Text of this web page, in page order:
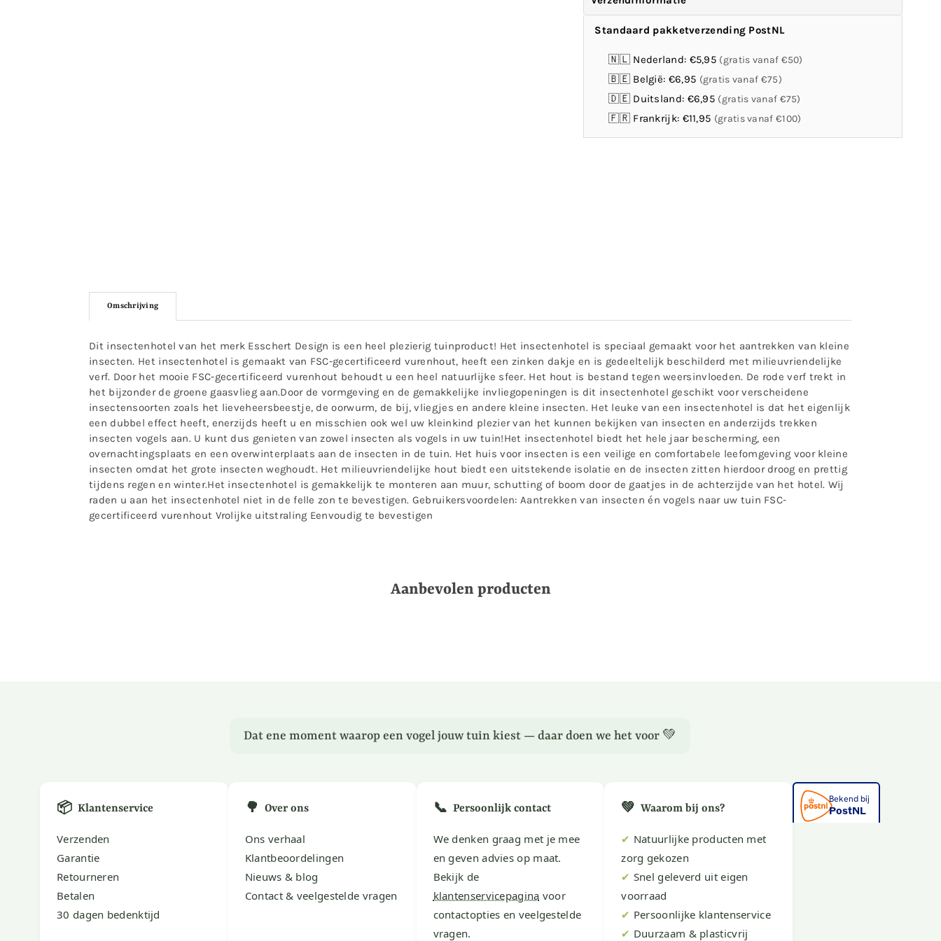
Standaard pakketverzending PostNL
🇳🇱 Nederland: €5,95 (gratis vanaf €50)
🇧🇪 België: €6,95 (gratis vanaf €75)
🇩🇪 Duitsland: €6,95 (gratis vanaf €75)
🇫🇷 Frankrijk: €11,95 (gratis vanaf €100)
Omschrijving
Dit insectenhotel van het merk Esschert Design is een heel plezierig tuinproduct! Het insectenhotel is speciaal gemaakt voor het aantrekken van kleine
insecten. Het insectenhotel is gemaakt van FSC-gecertificeerd vurenhout, heeft een zinken dakje en is gedeeltelijk beschilderd met milieuvriendelijke
verf. Door het mooie FSC-gecertificeerd vurenhout behoudt u een heel natuurlijke sfeer. Het hout is bestand tegen weersinvloeden. De rode verf trekt in
het bijzonder de groene gaasvlieg aan.Door de vormgeving en de gemakkelijke invliegopeningen is dit insectenhotel geschikt voor verscheidene
insectensoorten zoals het lieveheersbeestje, de oorwurm, de bij, vliegjes en andere kleine insecten. Het leuke van een insectenhotel is dat het eigenlijk
een dubbel effect heeft, enerzijds heeft u en misschien ook wel uw kleinkind plezier van het kunnen bekijken van insecten en anderzijds trekken
insecten vogels aan. U kunt dus genieten van zowel insecten als vogels in uw tuin!Het insectenhotel biedt het hele jaar bescherming, een
overnachtingsplaats en een overwinterplaats aan de insecten in de tuin. Het huis voor insecten is een veilige en comfortabele leefomgeving voor kleine
insecten omdat het grote insecten weghoudt. Het milieuvriendelijke hout biedt een uitstekende isolatie en de insecten zitten hierdoor droog en prettig
tijdens regen en winter.Het insectenhotel is gemakkelijk te monteren aan muur, schutting of boom door de gaatjes in de achterzijde van het hotel. Wij
raden u aan het insectenhotel niet in de felle zon te bevestigen. Gebruikersvoordelen: Aantrekken van insecten én vogels naar uw tuin FSC-
gecertificeerd vurenhout Vrolijke uitstraling Eenvoudig te bevestigen
Aanbevolen producten
Dat ene moment waarop een vogel jouw tuin kiest — daar doen we het voor 💚
📦 Klantenservice
Verzenden
Garantie
Retourneren
Betalen
30 dagen bedenktijd
🌳 Over ons
Ons verhaal
Klantbeoordelingen
Nieuws & blog
Contact & veelgestelde vragen
📞 Persoonlijk contact
We denken graag met je mee
en geven advies op maat.
Bekijk de
klantenservicepagina voor
contactopties en veelgestelde
vragen.
💚 Waarom bij ons?
✔ Natuurlijke producten met
zorg gekozen
✔ Snel geleverd uit eigen
voorraad
✔ Persoonlijke klantenservice
✔ Duurzaam & plasticvrij